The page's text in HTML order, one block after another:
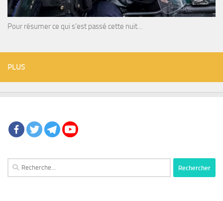
Pour résumer ce qui s’est passé cette nuit…
PLUS
Rechercher :